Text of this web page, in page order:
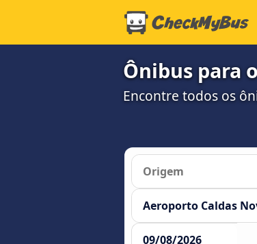
Ônibus para
Encontre todos os